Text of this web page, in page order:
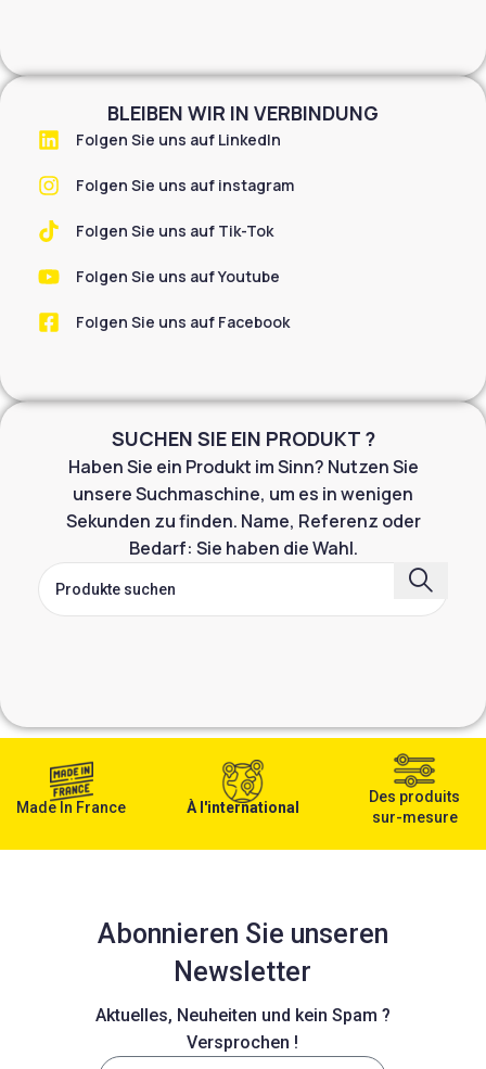
BLEIBEN WIR IN VERBINDUNG
Folgen Sie uns auf LinkedIn
Folgen Sie uns auf instagram
Folgen Sie uns auf Tik-Tok
Folgen Sie uns auf Youtube
Folgen Sie uns auf Facebook
SUCHEN SIE EIN PRODUKT ?
Haben Sie ein Produkt im Sinn? Nutzen Sie
unsere Suchmaschine, um es in wenigen
Sekunden zu finden. Name, Referenz oder
Bedarf: Sie haben die Wahl.
Made In France À l'international
Des produits
sur-mesure
Abonnieren Sie unseren
Newsletter
Aktuelles, Neuheiten und kein Spam ?
Versprochen !